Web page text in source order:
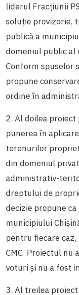
liderul Fracțiunii
soluție provizorie,
publică a
domeniul public
Conform spuselor
propune
ordine în
2. Al doilea
punerea în
terenurilor
din domeniul
administrativ-
dreptului de
decizie propune
municipiului
pentru fiecare
CMC. Proiectul nu
voturi și nu a fost
3. Al treilea proiect